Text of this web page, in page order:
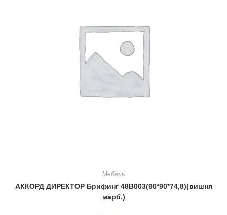
Мебель
АККОРД ДИРЕКТОР Брифинг 48В003(90*90*74,8)(вишня
марб.)